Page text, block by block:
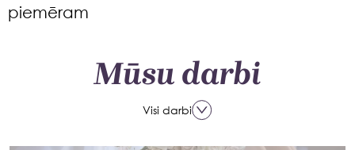
piemēram
Mūsu darbi
Visi darbi